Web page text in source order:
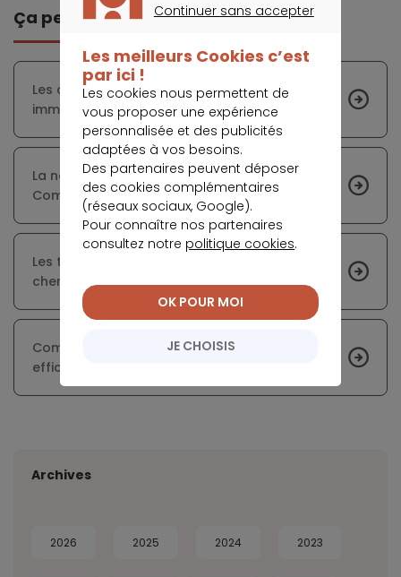
Ça peut vous intéresser
Les avantages d’un transfert de prêt
immobilier
La nouvelle plateforme d’agents immobiliers
Comm’ Il Vous Plaira mise sur le service
Les taux des crédits immobiliers sont-ils moins
chers avec les banques en ligne ?
Comment trouver un moyen de financement
efficace ?
Archives
2026 2025 2024 2023
Continuer sans accepter
Les meilleurs Cookies c’est
par ici !
Les cookies nous permettent de
vous proposer une expérience
personnalisée et des publicités
adaptées à vos besoins.
Des partenaires peuvent déposer
des cookies complémentaires
(réseaux sociaux, Google).
Pour connaître nos partenaires
consultez notre politique cookies.
JE CHOISIS
OK POUR MOI